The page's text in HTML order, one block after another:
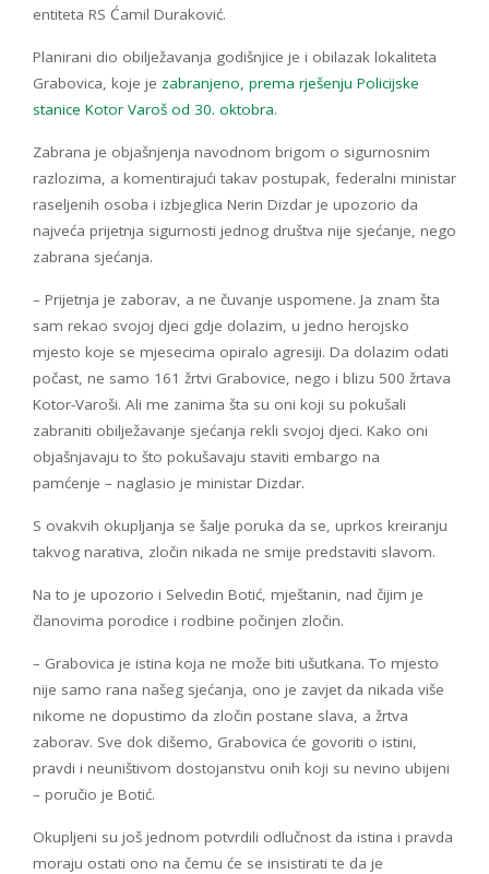
entiteta RS Ćamil Duraković.
Planirani dio obilježavanja godišnjice je i obilazak lokaliteta
Grabovica, koje je zabranjeno, prema rješenju Policijske
stanice Kotor Varoš od 30. oktobra.
Zabrana je objašnjenja navodnom brigom o sigurnosnim
razlozima, a komentirajući takav postupak, federalni ministar
raseljenih osoba i izbjeglica Nerin Dizdar je upozorio da
najveća prijetnja sigurnosti jednog društva nije sjećanje, nego
zabrana sjećanja.
– Prijetnja je zaborav, a ne čuvanje uspomene. Ja znam šta
sam rekao svojoj djeci gdje dolazim, u jedno herojsko
mjesto koje se mjesecima opiralo agresiji. Da dolazim odati
počast, ne samo 161 žrtvi Grabovice, nego i blizu 500 žrtava
Kotor-Varoši. Ali me zanima šta su oni koji su pokušali
zabraniti obilježavanje sjećanja rekli svojoj djeci. Kako oni
objašnjavaju to što pokušavaju staviti embargo na
pamćenje – naglasio je ministar Dizdar.
S ovakvih okupljanja se šalje poruka da se, uprkos kreiranju
takvog narativa, zločin nikada ne smije predstaviti slavom.
Na to je upozorio i Selvedin Botić, mještanin, nad čijim je
članovima porodice i rodbine počinjen zločin.
– Grabovica je istina koja ne može biti ušutkana. To mjesto
nije samo rana našeg sjećanja, ono je zavjet da nikada više
nikome ne dopustimo da zločin postane slava, a žrtva
zaborav. Sve dok dišemo, Grabovica će govoriti o istini,
pravdi i neuništivom dostojanstvu onih koji su nevino ubijeni
– poručio je Botić.
Okupljeni su još jednom potvrdili odlučnost da istina i pravda
moraju ostati ono na čemu će se insistirati te da je